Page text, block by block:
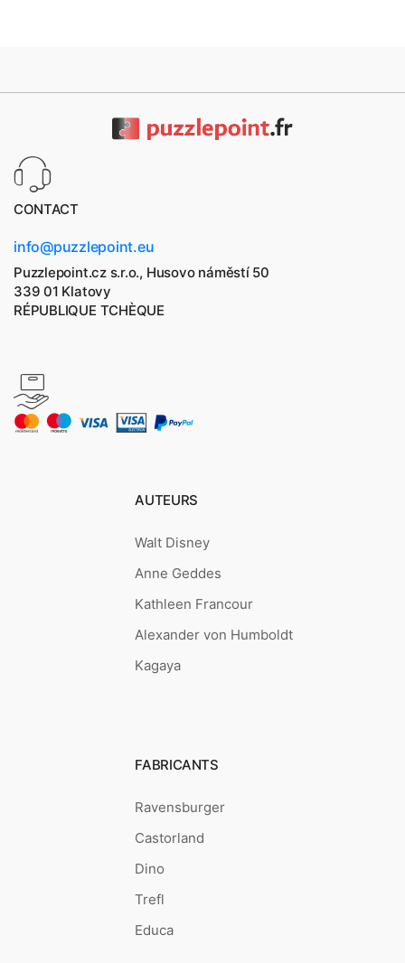
CONTACT
info@puzzlepoint.eu
Puzzlepoint.cz s.r.o., Husovo náměstí 50
339 01 Klatovy
RÉPUBLIQUE TCHÈQUE
AUTEURS
Walt Disney
Anne Geddes
Kathleen Francour
Alexander von Humboldt
Kagaya
FABRICANTS
Ravensburger
Castorland
Dino
Trefl
Educa